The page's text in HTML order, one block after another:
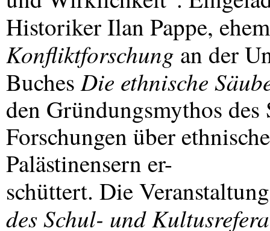
Historiker Ilan Pappe,
Konfliktforschung an der
BuchesDie ethnische
den Gründungsmythos des
Forschungen über
Palästinensern er-
schüttert. Die
des Schul- und